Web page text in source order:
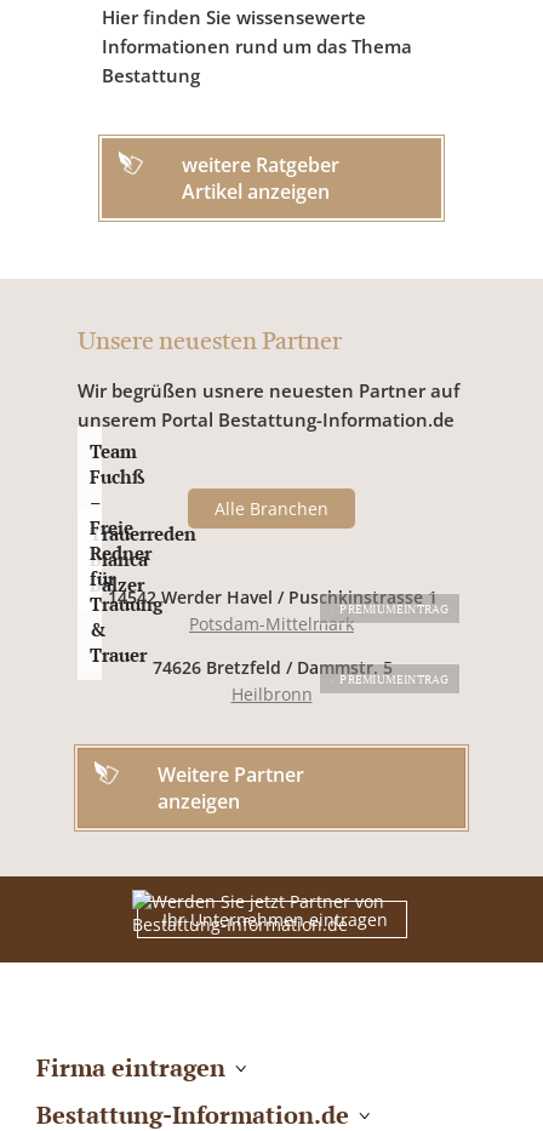
Hier finden Sie wissensewerte
Informationen rund um das Thema
Bestattung
weitere Ratgeber
Artikel anzeigen
Unsere neuesten Partner
Wir begrüßen usnere neuesten Partner auf
unserem Portal Bestattung-Information.de
Alle Branchen
PREMIUMEINTRAG
Trauerreden
Bianca
Balzer
14542 Werder Havel / Puschkinstrasse 1
Potsdam-Mittelmark
PREMIUMEINTRAG
Team
Fuchß
–
Freie
Redner
für
Trauung
&
Trauer
74626 Bretzfeld / Dammstr. 5
Heilbronn
Weitere Partner
anzeigen
Ihr Unternehmen eintragen
Firma eintragen
Bestattung-Information.de